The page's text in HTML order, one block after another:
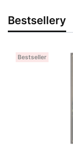
Bestsellery
Bestseller